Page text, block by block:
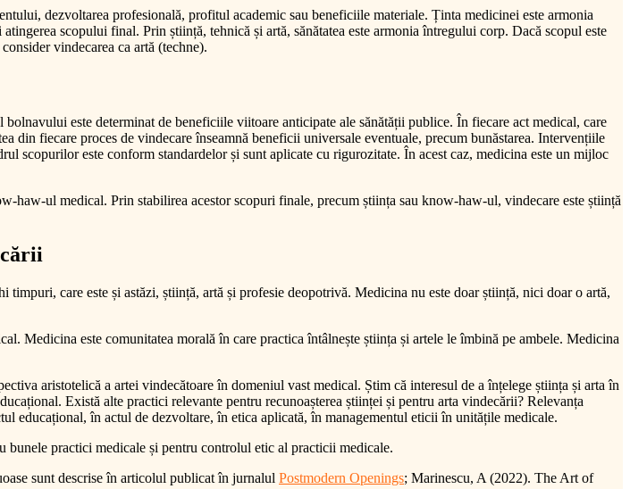
dezvoltarea profesională, profitul academic sau beneficiile materiale. Ținta medicinei este armonia
scopului final. Prin știință, tehnică și artă, sănătatea este armonia întregului corp. Dacă scopul este
vindecarea ca artă (techne).
este determinat de beneficiile viitoare anticipate ale sănătății publice. În fiecare act medical, care
din fiecare proces de vindecare înseamnă beneficii universale eventuale, precum bunăstarea. Intervențiile
scopurilor este conform standardelor și sunt aplicate cu rigurozitate. În acest caz, medicina este un mijloc
ul medical. Prin stabilirea acestor scopuri finale, precum știința sau know-haw-ul, vindecare este știință
care este și astăzi, știință, artă și profesie deopotrivă. Medicina nu este doar știință, nici doar o artă,
Medicina este comunitatea morală în care practica întâlnește știința și artele le îmbină pe ambele. Medicina
aristotelică a artei vindecătoare în domeniul vast medical. Știm că interesul de a înțelege știința și arta în
Există alte practici relevante pentru recunoașterea științei și pentru arta vindecării? Relevanța
educațional, în actul de dezvoltare, în etica aplicată, în managementul eticii în unitățile medicale.
bunele practici medicale și pentru controlul etic al practicii medicale.
sunt descrise în articolul publicat în jurnalul Postmodern Openings; Marinescu, A (2022). The Art of